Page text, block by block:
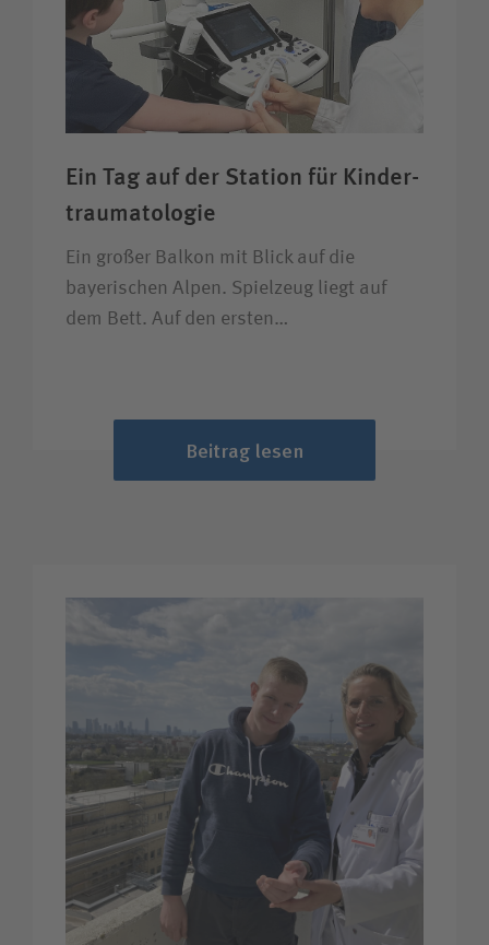
Ein Tag auf der Station für Kinder­
trauma­tologie
Ein großer Balkon mit Blick auf die
bayerischen Alpen. Spielzeug liegt auf
dem Bett. Auf den ersten…
Beitrag lesen